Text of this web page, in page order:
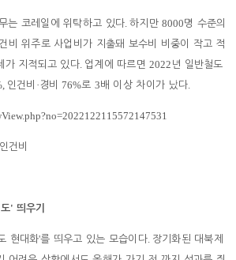
는 코레일에 위탁하고 있다.하지만8000명 수준의
비 위주로 사업비가 지출돼 보수비 비중이 작고 적
가 지적되고 있다. 업계에 따르면2022 년 일반철도
인건비 ·경비76%로 3배 이상 차이가 났다.
건비
' 띄우기
현대화'를 띄우고 있는 모습이다. 장기화된 대북제